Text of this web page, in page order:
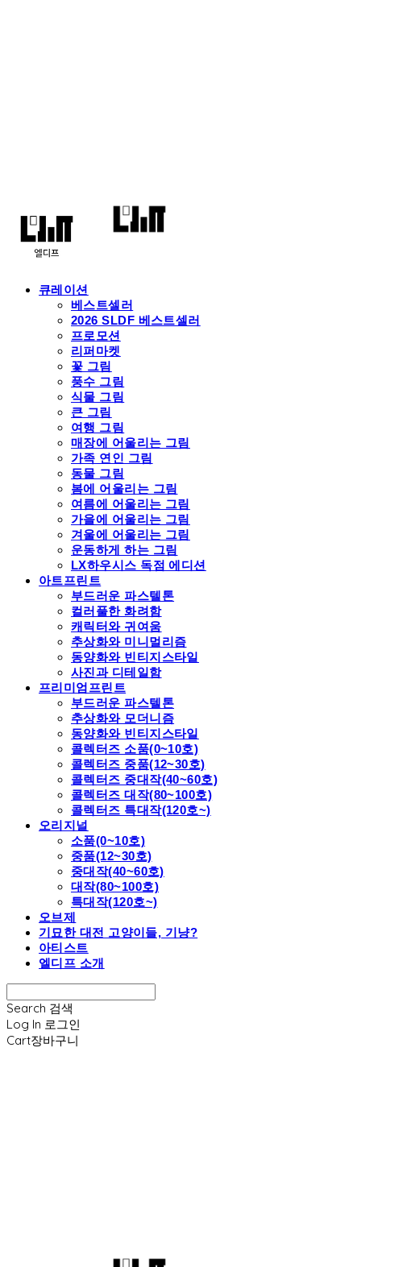
큐레이션
베스트셀러
2026 SLDF 베스트셀러
프로모션
리퍼마켓
꽃 그림
풍수 그림
식물 그림
큰 그림
여행 그림
매장에 어울리는 그림
가족 연인 그림
동물 그림
봄에 어울리는 그림
여름에 어울리는 그림
가을에 어울리는 그림
겨울에 어울리는 그림
운동하게 하는 그림
LX하우시스 독점 에디션
아트프린트
부드러운 파스텔톤
컬러풀한 화려함
캐릭터와 귀여움
추상화와 미니멀리즘
동양화와 빈티지스타일
사진과 디테일함
프리미엄프린트
부드러운 파스텔톤
추상화와 모더니즘
동양화와 빈티지스타일
콜렉터즈 소품(0~10호)
콜렉터즈 중품(12~30호)
콜렉터즈 중대작(40~60호)
콜렉터즈 대작(80~100호)
콜렉터즈 특대작(120호~)
오리지널
소품(0~10호)
중품(12~30호)
중대작(40~60호)
대작(80~100호)
특대작(120호~)
오브제
기묘한 대전 고양이들, 기냥?
아티스트
엘디프 소개
Search 검색
Log In 로그인
Cart장바구니